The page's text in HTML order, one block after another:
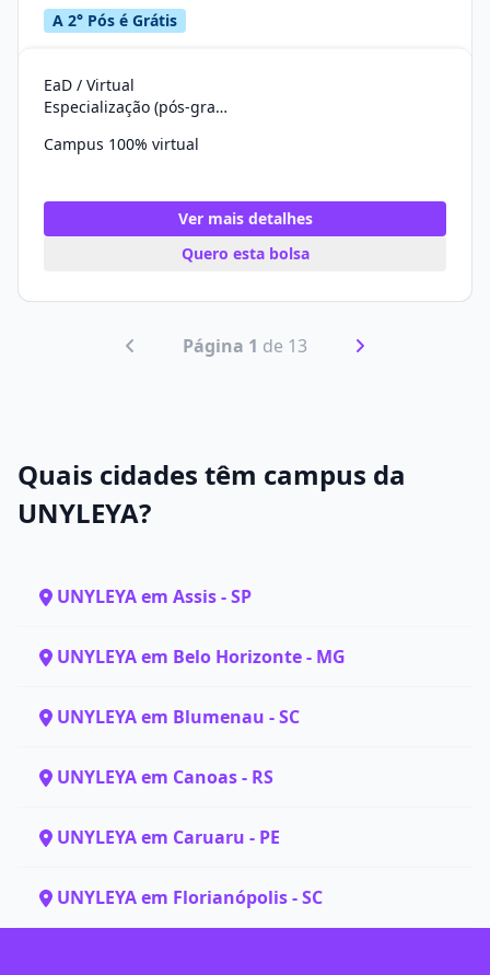
A 2° Pós é Grátis
EaD / Virtual
Especialização (pós-graduação)
Campus 100% virtual
Ver mais detalhes
Quero esta bolsa
Página 1 de 13
Quais cidades têm campus da
UNYLEYA?
UNYLEYA em Assis - SP
UNYLEYA em Belo Horizonte - MG
UNYLEYA em Blumenau - SC
UNYLEYA em Canoas - RS
UNYLEYA em Caruaru - PE
UNYLEYA em Florianópolis - SC